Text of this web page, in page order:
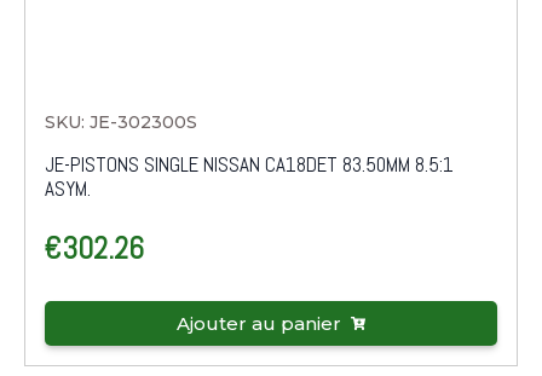
SKU: JE-302300S
JE-PISTONS SINGLE NISSAN CA18DET 83.50MM 8.5:1
ASYM.
€302.26
Ajouter au panier